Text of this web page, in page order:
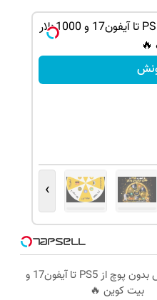
گردونه شانس بدون پوچ از PS5 تا آیفون17 و 1000دلار
🔥
›
گردونه شانس بدون پوچ از PS5 تا آیفون17 و
بیت کوین 🔥